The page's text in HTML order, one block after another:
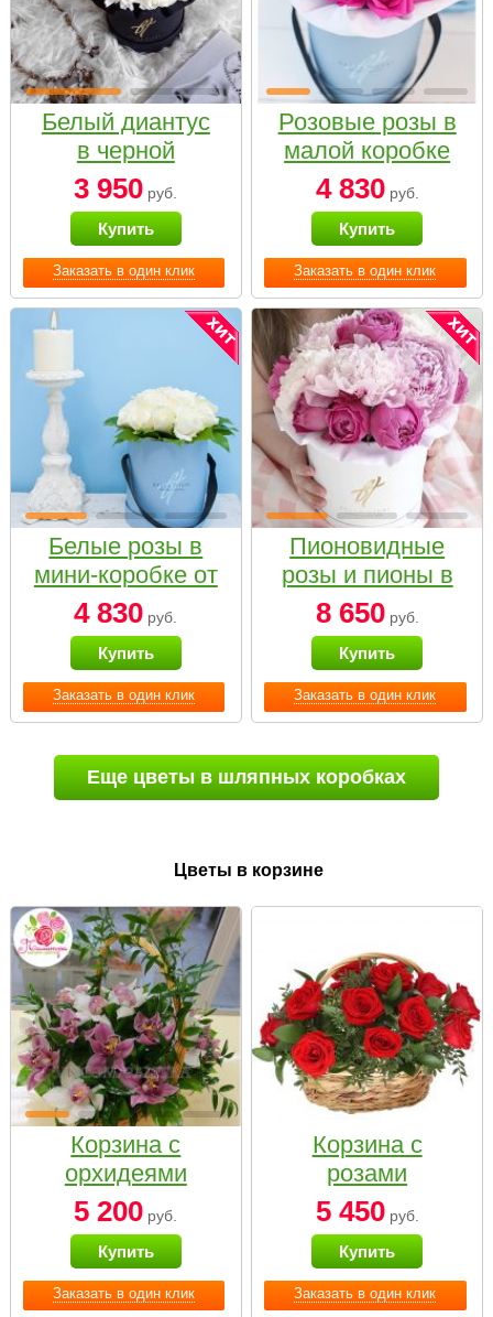
Заказать в один клик
Белый диантус
в черной
коробке Small
3 950 руб.
Купить
Заказать в один клик
Розовые розы в
малой коробке
4 830руб.
Купить
Заказать в один клик
Белые розы в
мини-коробке от
Bella Fiori
4 830 руб.
Купить
Заказать в один клик
Пионовидные
розы и пионы в
белой коробке
Small
8 650руб.
Купить
Еще цветы в шляпных коробках
Цветы в корзине
Заказать в один клик
Корзина с
орхидеями
малая
5 200 руб.
Купить
Заказать в один клик
Корзина с
розами
«Красный
Париж»
5 450руб.
Купить